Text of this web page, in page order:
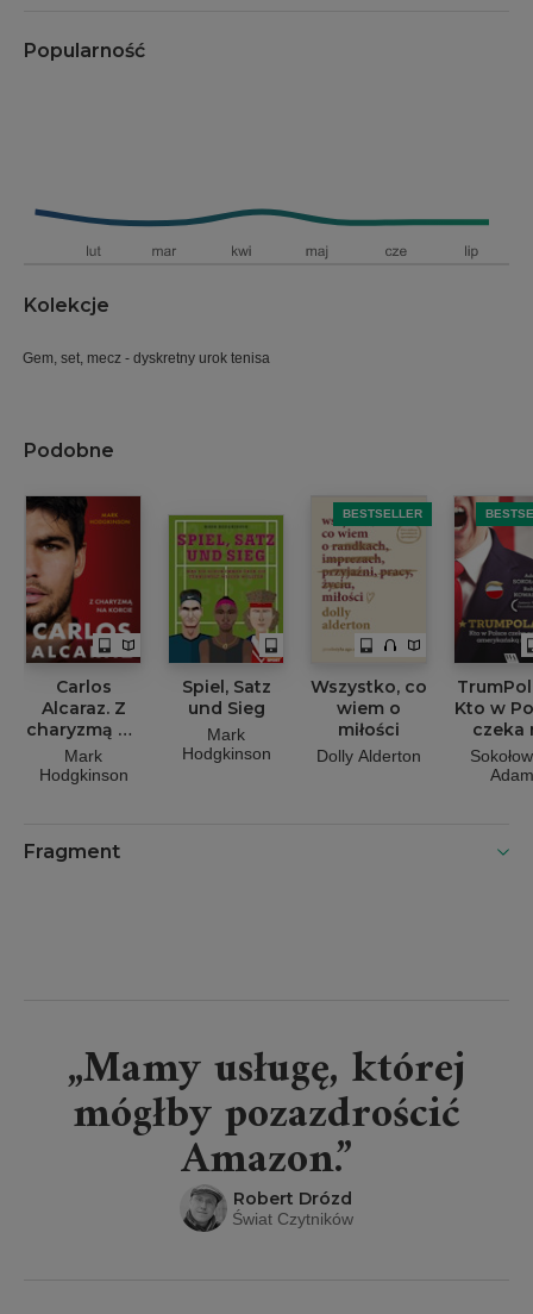
Popularność
Kolekcje
Gem, set, mecz - dyskretny urok tenisa
Podobne
Carlos
Alcaraz. Z
charyzmą na
korcie
Mark
Hodgkinson
Spiel, Satz
und Sieg
Mark
Hodgkinson
BESTSELLER
Wszystko, co
wiem o
miłości
Dolly Alderton
Kto w
czeka
Adam
Fragment
„Mamy usługę, której
mógłby pozazdrościć
Amazon.”
Robert Drózd
Świat Czytników